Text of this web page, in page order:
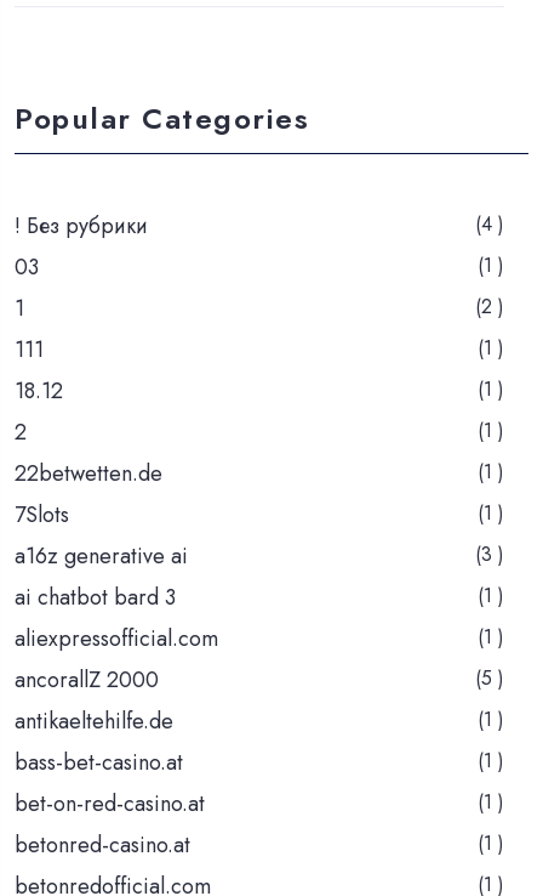
Popular Categories
! Без рубрики (4 )
03 (1 )
1 (2 )
111 (1 )
18.12 (1 )
2 (1 )
22betwetten.de (1 )
7Slots (1 )
a16z generative ai (3 )
ai chatbot bard 3 (1 )
aliexpressofficial.com (1 )
ancorallZ 2000 (5 )
antikaeltehilfe.de (1 )
bass-bet-casino.at (1 )
bet-on-red-casino.at (1 )
betonred-casino.at (1 )
betonredofficial.com (1 )